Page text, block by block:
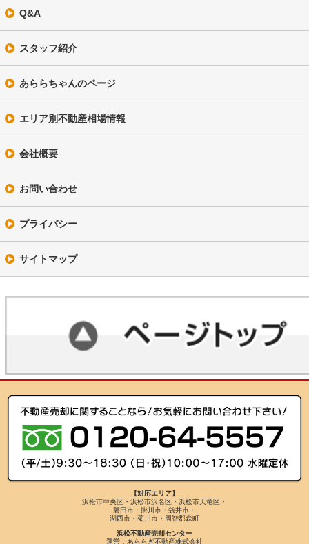
Q&A
スタッフ紹介
あららちゃんのページ
エリア別不動産相場情報
会社概要
お問い合わせ
プライバシー
サイトマップ
【対応エリア】
浜松市中央区・浜松市浜名区・浜松市天竜区・
磐田市・掛川市・袋井市・
湖西市・菊川市・周智郡森町
浜松不動産売却センター
運営：あららぎ不動産株式会社